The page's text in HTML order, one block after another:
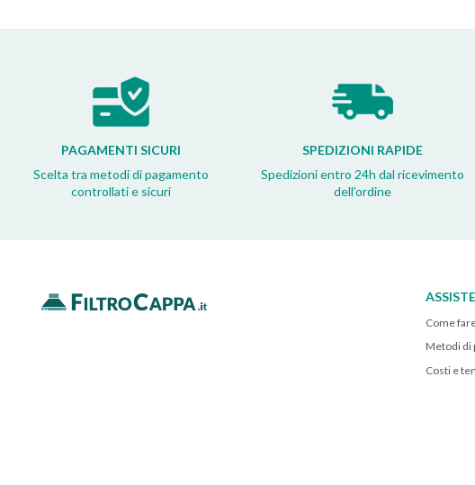
PAGAMENTI SICURI
Scelta tra metodi di pagamento
controllati e sicuri
SPEDIZIONI RAPIDE
Spedizioni entro 24h dal ricevimento
dell’ordine
Come
Metodi di
Costi e